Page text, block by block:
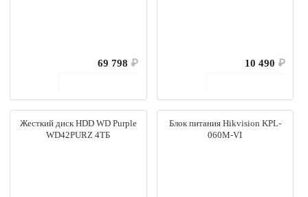
69 798 ₽
10 490 ₽
Жесткий диск HDD WD Purple
WD42PURZ 4ТБ
Блок питания Hikvision KPL-
060M-VI